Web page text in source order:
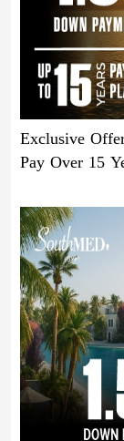
Exclusive
Pay Over 15